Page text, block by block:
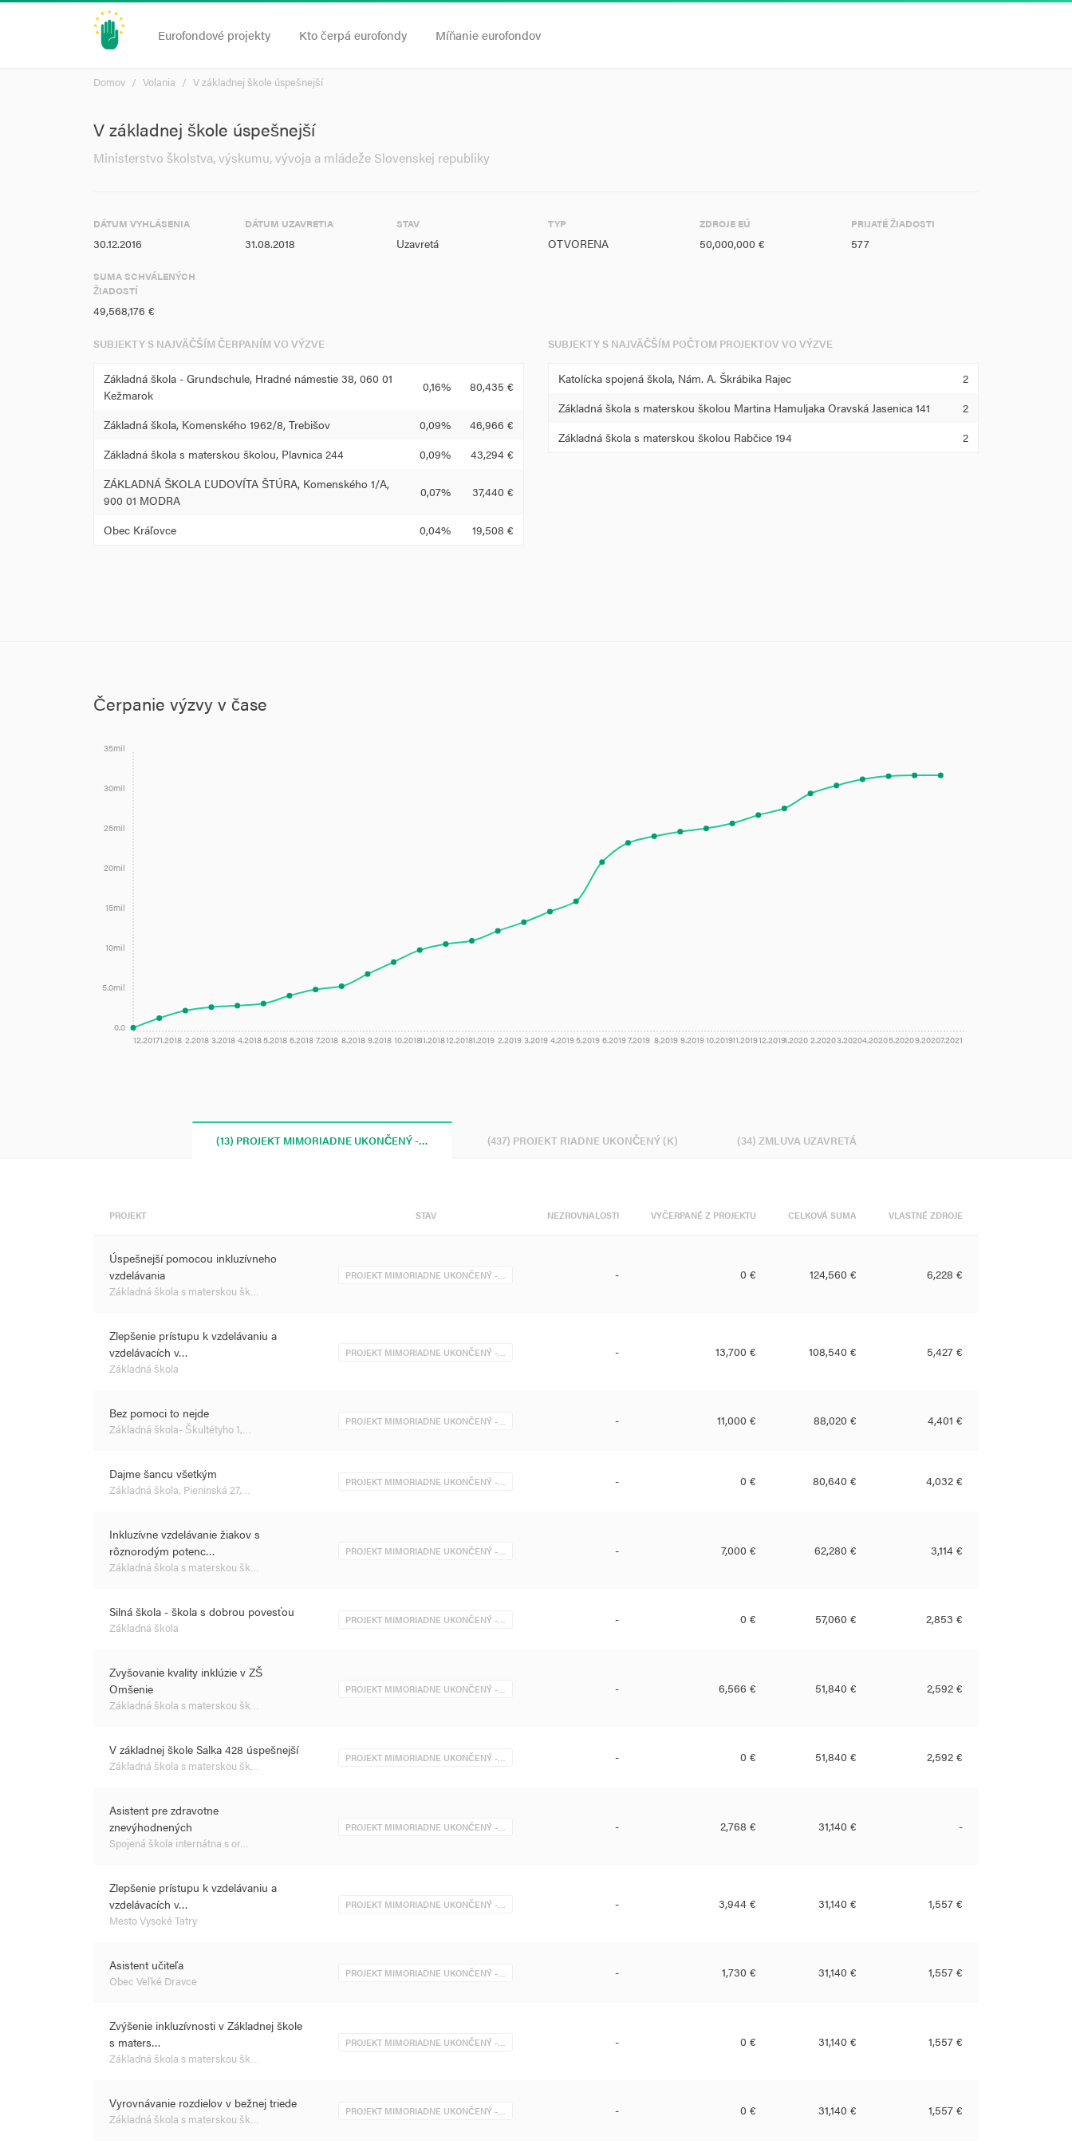
Eurofondové projekty Kto čerpá eurofondy Míňanie eurofondov
Domov Volania V základnej škole úspešnejší
V základnej škole úspešnejší
Ministerstvo školstva, výskumu, vývoja a mládeže Slovenskej republiky
DÁTUM VYHLÁSENIA
30.12.2016
DÁTUM UZAVRETIA
31.08.2018
STAV
Uzavretá
TYP
OTVORENA
ZDROJE EÚ
50,000,000 €
PRIJATÉ ŽIADOSTI
577
SUMA SCHVÁLENÝCH
ŽIADOSTÍ
49,568,176 €
SUBJEKTY S NAJVÄČŠÍM ČERPANÍM VO VÝZVE
Základná škola - Grundschule, Hradné námestie 38, 060 01
Kežmarok
0,16% 80,435 €
Základná škola, Komenského 1962/8, Trebišov 0,09%
46,966 €
Základná škola s materskou školou, Plavnica 244
0,09%
43,294 €
ZÁKLADNÁ ŠKOLA ĽUDOVÍTA ŠTÚRA, Komenského 1/A,
900 01 MODRA
0,07% 37,440 €
Obec Kráľovce 0,04% 19,508 €
SUBJEKTY S NAJVÄČŠÍM POČTOM PROJEKTOV VO VÝZVE
Katolícka spojená škola, Nám. A. Škrábika Rajec
2
Základná škola s materskou školou Martina Hamuljaka Oravská Jasenica 141
2
Základná škola s materskou školou Rabčice 194
2
Čerpanie výzvy v čase
12.20171.2018 2.2018 3.2018 4.2018 5.2018 6.2018 7.2018 8.2018 9.2018 10.201811.201812.20181.2019 2.2019 3.2019 4.2019 5.2019 6.20197.2019 8.2019 9.201910.201911.201912.20191.2020 2.20203.20204.20205.20209.20207.2021
0.0
5.0mil
10mil
15mil
20mil
25mil
30mil
35mil
(13) PROJEKT MIMORIADNE UKONČENÝ -… (437) PROJEKT RIADNE UKONČENÝ (K) (34) ZMLUVA UZAVRETÁ
PROJEKT STAV NEZROVNALOSTI VYČERPANÉ Z PROJEKTU CELKOVÁ SUMA VLASTNÉ ZDROJE
Úspešnejší pomocou inkluzívneho
vzdelávania
Základná škola s materskou šk…
PROJEKT MIMORIADNE UKONČENÝ -… - 0 € 124,560 € 6,228 €
Zlepšenie prístupu k vzdelávaniu a
vzdelávacích v…
Základná škola
PROJEKT MIMORIADNE UKONČENÝ -… - 13,700 € 108,540 € 5,427 €
Bez pomoci to nejde
Základná škola- Škultétyho 1,…
PROJEKT MIMORIADNE UKONČENÝ -… - 11,000 € 88,020 € 4,401 €
Dajme šancu všetkým
Základná škola, Pieninská 27,…
PROJEKT MIMORIADNE UKONČENÝ -… - 0 € 80,640 € 4,032 €
Inkluzívne vzdelávanie žiakov s
rôznorodým potenc…
Základná škola s materskou šk…
PROJEKT MIMORIADNE UKONČENÝ -… - 7,000 € 62,280 € 3,114 €
Silná škola - škola s dobrou povesťou
Základná škola
PROJEKT MIMORIADNE UKONČENÝ -… - 0 € 57,060 € 2,853 €
Zvyšovanie kvality inklúzie v ZŠ
Omšenie
Základná škola s materskou šk…
PROJEKT MIMORIADNE UKONČENÝ -… - 6,566 € 51,840 € 2,592 €
V základnej škole Salka 428 úspešnejší
Základná škola s materskou šk…
PROJEKT MIMORIADNE UKONČENÝ -… - 0 € 51,840 € 2,592 €
Asistent pre zdravotne
znevýhodnených
Spojená škola internátna s or…
PROJEKT MIMORIADNE UKONČENÝ -… - 2,768 € 31,140 € -
Zlepšenie prístupu k vzdelávaniu a
vzdelávacích v…
Mesto Vysoké Tatry
PROJEKT MIMORIADNE UKONČENÝ -… - 3,944 € 31,140 € 1,557 €
Asistent učiteľa
Obec Veľké Dravce
PROJEKT MIMORIADNE UKONČENÝ -… - 1,730 € 31,140 € 1,557 €
Zvýšenie inkluzívnosti v Základnej škole
s maters…
Základná škola s materskou šk…
PROJEKT MIMORIADNE UKONČENÝ -… - 0 € 31,140 € 1,557 €
Vyrovnávanie rozdielov v bežnej triede
Základná škola s materskou šk…
PROJEKT MIMORIADNE UKONČENÝ -… - 0 € 31,140 € 1,557 €